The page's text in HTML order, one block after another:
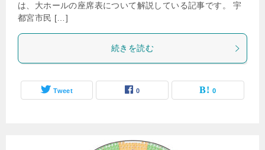
は、大ホールの座席表について解説している記事です。 宇
都宮市民 […]
続きを読む
Tweet 0 0